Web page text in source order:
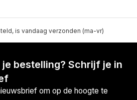
is vandaag verzonden (ma-vr)
bestelling? Schrijf je in
om op de hoogte te